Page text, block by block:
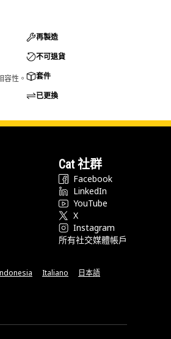
性。
再製造
不可退貨
套件
已更換
Cat 社群
Facebook
LinkedIn
YouTube
X
Instagram
所有社交媒體帳戶
Italiano 日本語